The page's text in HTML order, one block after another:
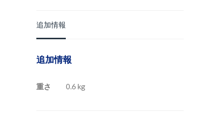
追加情報
追加情報
重さ 0.6 kg